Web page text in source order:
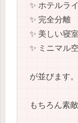
✨ ホテルラ
✨ 完全分離
✨ 美しい寝室
✨ ミニマル
が並びます。
もちろん素